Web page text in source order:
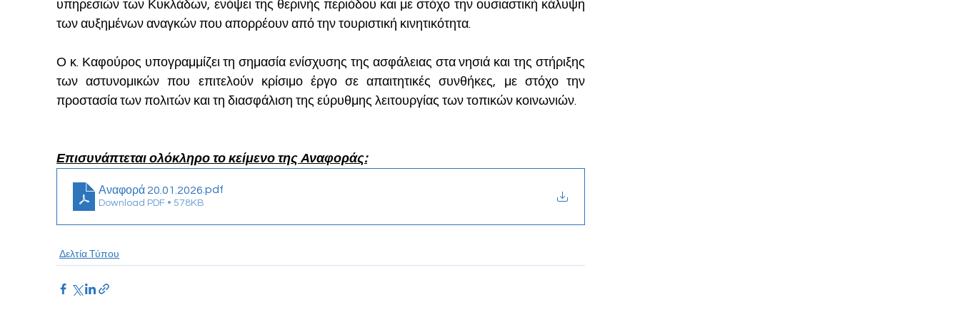
υπηρεσιών των Κυκλάδων, ενόψει της θερινής περιόδου και με στόχο την ουσιαστική κάλυψη
των αυξημένων αναγκών που απορρέουν από την τουριστική κινητικότητα.
Ο κ. Καφούρος υπογραμμίζει τη σημασία ενίσχυσης της ασφάλειας στα νησιά και της στήριξης
των αστυνομικών που επιτελούν κρίσιμο έργο σε απαιτητικές συνθήκες, με στόχο την
προστασία των πολιτών και τη διασφάλιση της εύρυθμης λειτουργίας των τοπικών κοινωνιών.
Επισυνάπτεται ολόκληρο το κείμενο της Αναφοράς:
Αναφορά 20.01.2026 .pdf
Download PDF • 578KB
Δελτία Τύπου